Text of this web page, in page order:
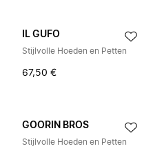
IL GUFO
Stijlvolle Hoeden en Petten
67,50 €
GOORIN BROS
Stijlvolle Hoeden en Petten